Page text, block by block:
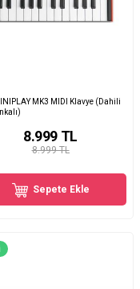
MK3 MIDI Klavye (Dahili
8.999 TL
8.999 TL
Sepete Ekle